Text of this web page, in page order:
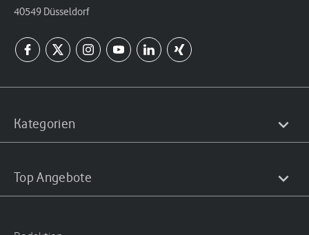
40549 Düsseldorf
Kategorien
Top Angebote